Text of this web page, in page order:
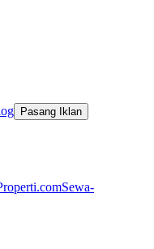
Pasang Iklan
Sewa-